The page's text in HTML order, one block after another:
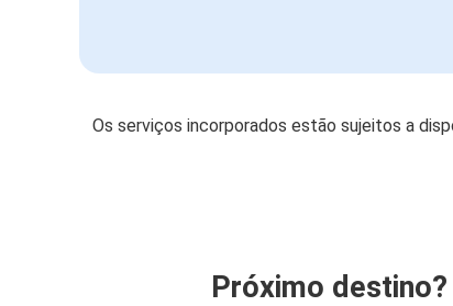
Os serviços incorporados estão sujeitos a
Próximo destino?